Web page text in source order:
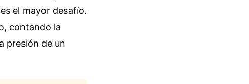
el mayor desafío.
contando la
presión de un